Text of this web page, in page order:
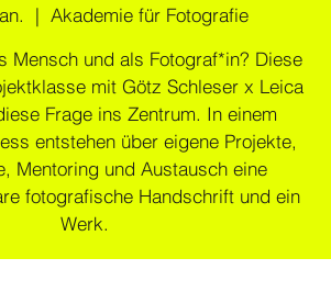
  |
Akademie für Fotografie
Mensch und als Fotograf*in? Diese
mit Götz Schleser x Leica
Frage ins Zentrum. In einem
entstehen über eigene Projekte,
Mentoring und Austausch eine
fotografische Handschrift und ein
Werk.